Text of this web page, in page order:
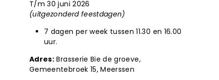
T/m 30 juni 2026
(uitgezonderd feestdagen)
7 dagen per week tussen 11.30 en 16.00
uur.
Adres: Brasserie Bie de groeve,
Gemeentebroek 15, Meerssen